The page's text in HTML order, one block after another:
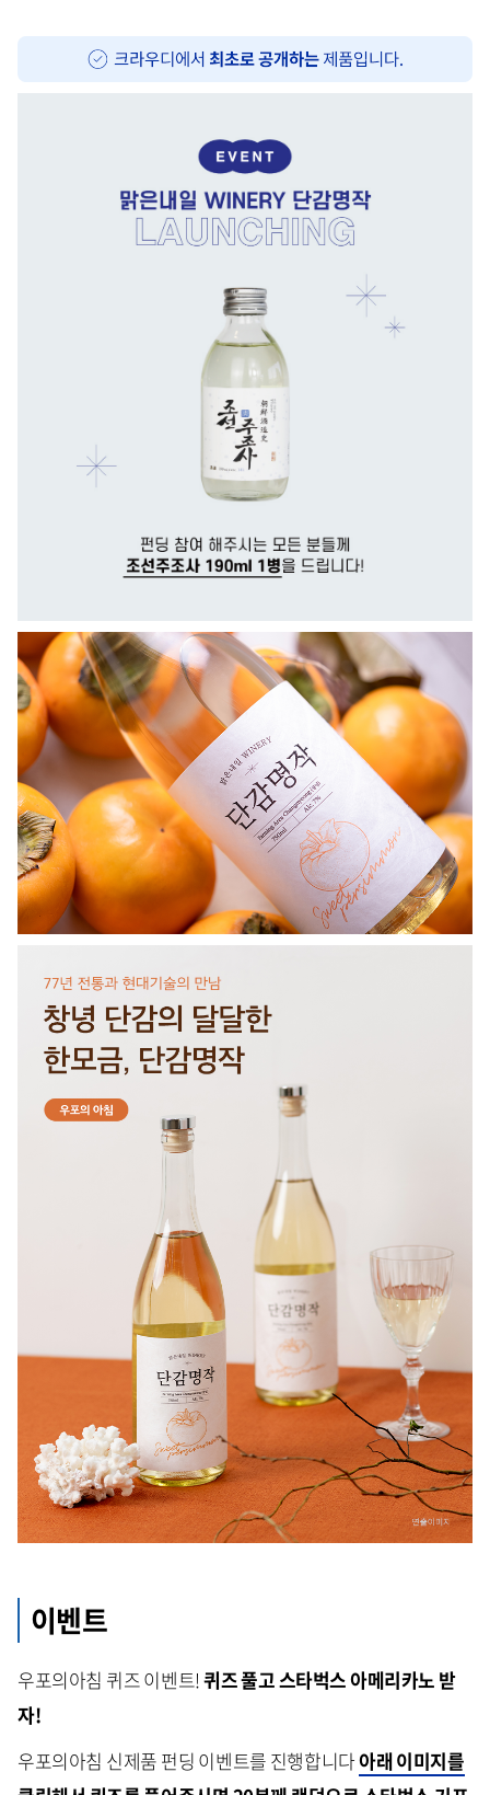
이벤트
우포의아침 퀴즈 이벤트! 퀴즈 풀고 스타벅스 아메리카노 받
자!
우포의아침 신제품 펀딩 이벤트를 진행합니다아래 이미지를